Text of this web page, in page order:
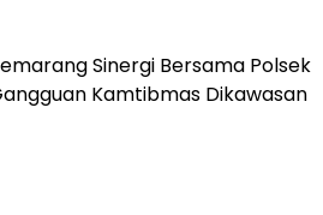
Sinergi Bersama Polsek
Kamtibmas Dikawasan